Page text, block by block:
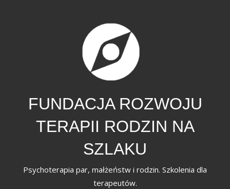
FUNDACJA ROZWOJU
TERAPII RODZIN NA
SZLAKU
Psychoterapia par, małżeństw i rodzin. Szkolenia dla
terapeutów.